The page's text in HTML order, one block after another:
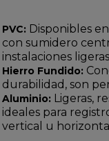
PVC: Disponibles
con sumidero
instalaciones
Hierro Fundido:
durabilidad, son
Aluminio: Ligeras,
ideales para
vertical u